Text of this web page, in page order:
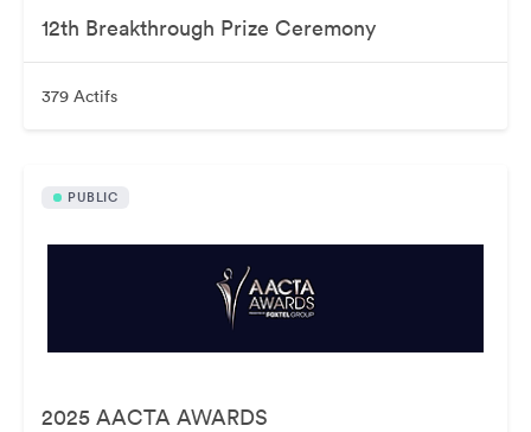
12th Breakthrough Prize Ceremony
379 Actifs
PUBLIC
2025 AACTA AWARDS